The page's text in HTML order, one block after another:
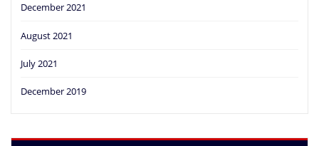
December 2021
August 2021
July 2021
December 2019